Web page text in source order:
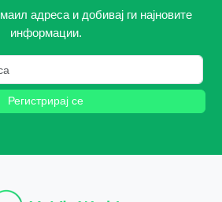
адреса и добивај ги најновите
информации.
Регистрирај се